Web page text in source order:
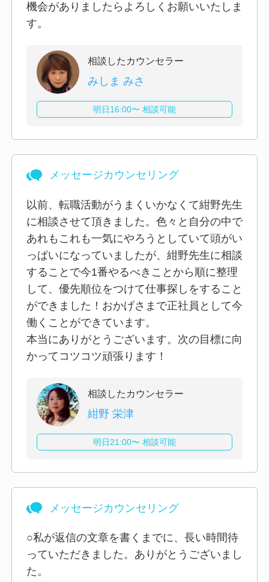
機会がありましたらよろしくお願いいたしま
す。
相談したカウンセラー
みしま みさ
明日16:00〜 相談可能
メッセージカウンセリング
以前、転職活動がうまくいかなくて紺野先生
に相談させて頂きました。色々と自分の中で
あれもこれも一気にやろうとしていて頭がい
っぱいになっていましたが、紺野先生に相談
することで今1番やるべきことから順に整理
して、優先順位をつけて仕事探しをすること
ができました！おかげさまで正社員として今
働くことができています。
本当にありがとうございます。次の目標に向
かってコツコツ頑張ります！
相談したカウンセラー
紺野 栄津
明日21:00〜 相談可能
メッセージカウンセリング
○私が返信の文章を書くまでに、長い時間待
っていただきました。ありがとうございまし
た。